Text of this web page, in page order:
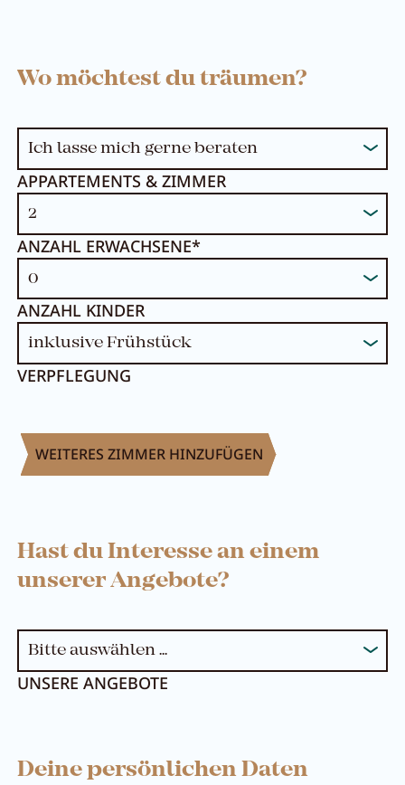
Wo möchtest du träumen?
APPARTEMENTS & ZIMMER
VERPFLEGUNG
ANZAHL ERWACHSENE*
ANZAHL KINDER
WEITERES ZIMMER HINZUFÜGEN
Hast du Interesse an einem
unserer Angebote?
UNSERE ANGEBOTE
Deine persönlichen Daten